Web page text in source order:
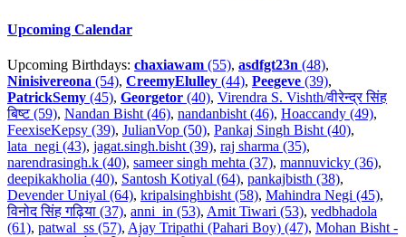
Upcoming Calendar
Upcoming Birthdays: chaxiawam (55), asdfgt23n (48),
Ninisivereona (54), CreemyElulley (44), Peegeve (39),
PatrickSemy (45), Georgetor (40), Virendra S. Vishth/वीरेन्द्र सिंह
बिष्ट (59), Nandan Bisht (46), nandanbisht (46), Hoaccandy (49),
FeexiseKepsy (39), JulianVop (50), Pankaj Singh Bisht (40),
lata_negi (43), jagat.singh.bisht (39), raj sharma (35),
narendrasingh.k (40), sameer singh mehta (37), mannuvicky (36),
deepikakholia (40), Santosh Kotiyal (64), pankajbisth (38),
Devender Uniyal (64), kripalsinghbisht (58), Mahindra Negi (45),
विनोद सिंह गढ़िया (37), anni_in (53), Amit Tiwari (53), vedbhadola
(61), patwal_ss (57), Ajay Tripathi (Pahari Boy) (47), Mohan Bisht -